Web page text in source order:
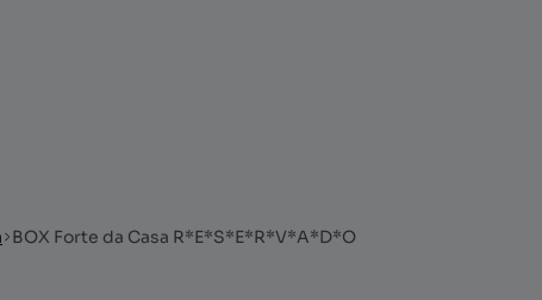
BOX Forte da Casa R*E*S*E*R*V*A*D*O